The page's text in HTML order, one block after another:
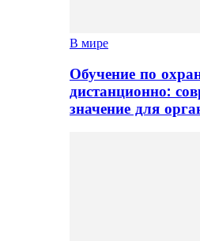
В мире
Обучение по
дистанционно:
значение для